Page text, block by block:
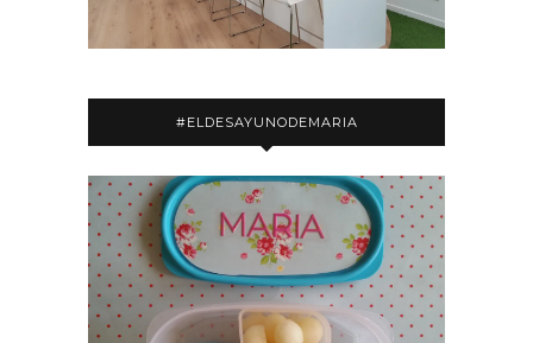
#ELDESAYUNODEMARIA